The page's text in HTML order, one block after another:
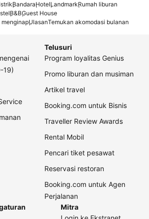
BandaraHotelLandmarkRumah liburan
B&BGuest House
UlasanTemukan akomodasi bulanan
19)
Telusuri
Program loyalitas Genius
Promo liburan dan musiman
Artikel travel
Booking.com untuk Bisnis
Traveller Review Awards
Rental Mobil
Pencari tiket pesawat
Reservasi restoran
Booking.com untuk Agen
Perjalanan
Mitra